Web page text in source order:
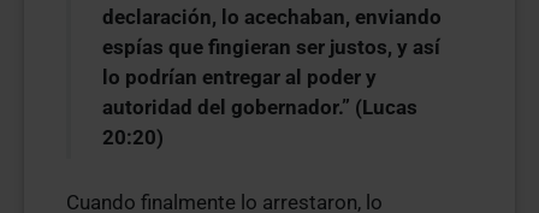
declaración, lo acechaban, enviando
espías que fingieran ser justos, y así
lo podrían entregar al poder y
autoridad del gobernador.” (Lucas
20:20)
Cuando finalmente lo arrestaron, lo